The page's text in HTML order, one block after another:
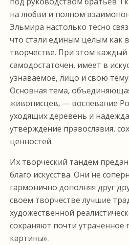
на любви и полном
Эльмира настолько тесно
что стали единым целым как
творчестве. При этом каждый
самодостаточен, имеет в
узнаваемое, лицо и свою тему.
Основная тема,
живописцев, — воспевание
уходящих деревень и
утверждение православия,
ценностей.
Их творческий тандем
благо искусства. Они не
гармонично дополняя друг
своем творчестве лучшие
художественной
сохраняют почти утраченное
картины».